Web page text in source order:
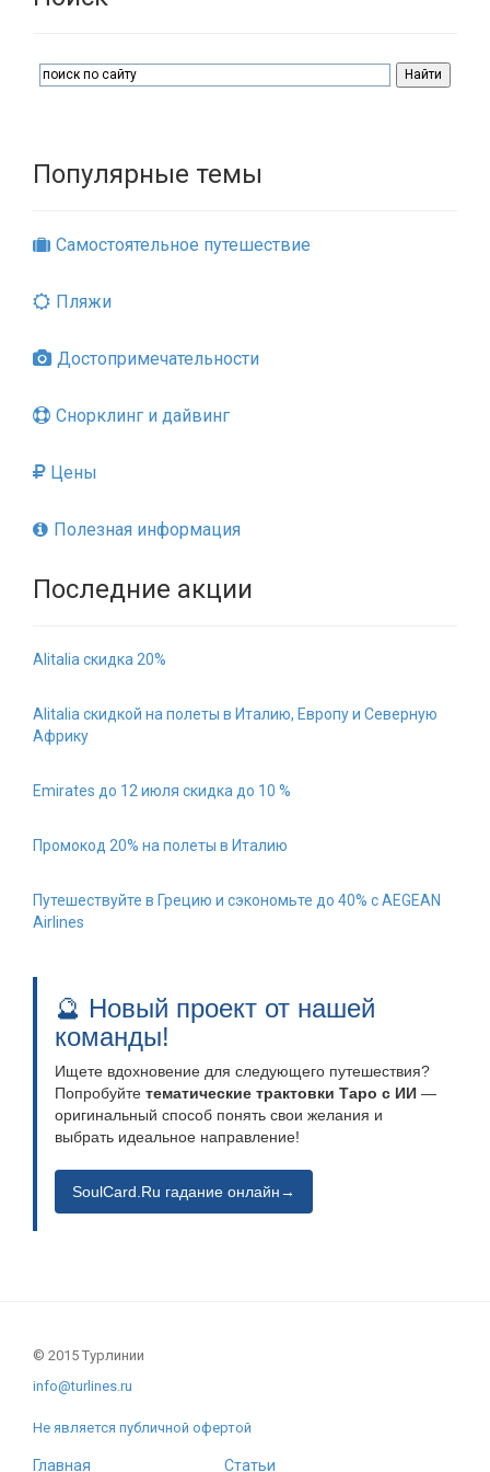
Популярные темы
Самостоятельное путешествие
Пляжи
Достопримечательности
Снорклинг и дайвинг
Цены
Полезная информация
Последние акции
Alitalia скидка 20%
Alitalia скидкой на полеты в Италию, Европу и Северную
Африку
Emirates до 12 июля скидка до 10 %
Промокод 20% на полеты в Италию
Путешествуйте в Грецию и сэкономьте до 40% с AEGEAN
Airlines
🔮 Новый проект от нашей
команды!
Ищете вдохновение для следующего путешествия?
Попробуйте тематические трактовки Таро с ИИ —
оригинальный способ понять свои желания и
выбрать идеальное направление!
SoulCard.Ru гадание онлайн→
© 2015 Турлинии
info@turlines.ru
Не является публичной офертой
Главная Статьи